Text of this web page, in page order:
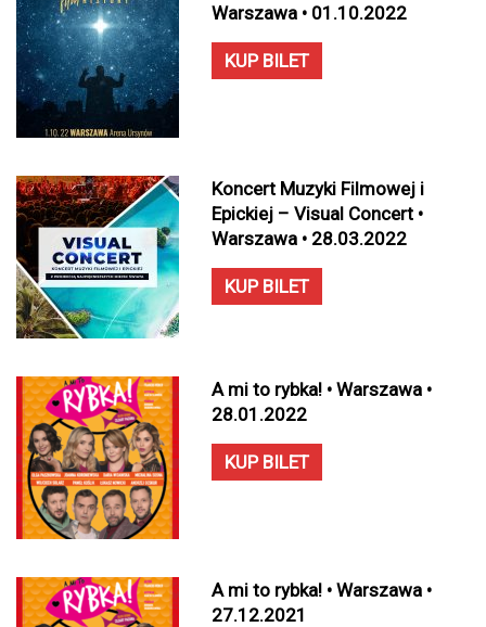
Warszawa • 01.10.2022
KUP BILET
Koncert Muzyki Filmowej i
Epickiej – Visual Concert •
Warszawa • 28.03.2022
KUP BILET
A mi to rybka! • Warszawa •
28.01.2022
KUP BILET
A mi to rybka! • Warszawa •
27.12.2021